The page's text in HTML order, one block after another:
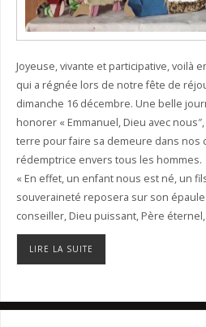
Joyeuse, vivante et participative, voilà
qui a régnée lors de notre fête de
dimanche 16 décembre. Une belle
honorer « Emmanuel, Dieu avec
terre pour faire sa demeure dans nos
rédemptrice envers tous les hommes.
« En effet, un enfant nous est né, un
souveraineté reposera sur son épaule
conseiller, Dieu puissant, Père éternel,
LIRE LA SUITE